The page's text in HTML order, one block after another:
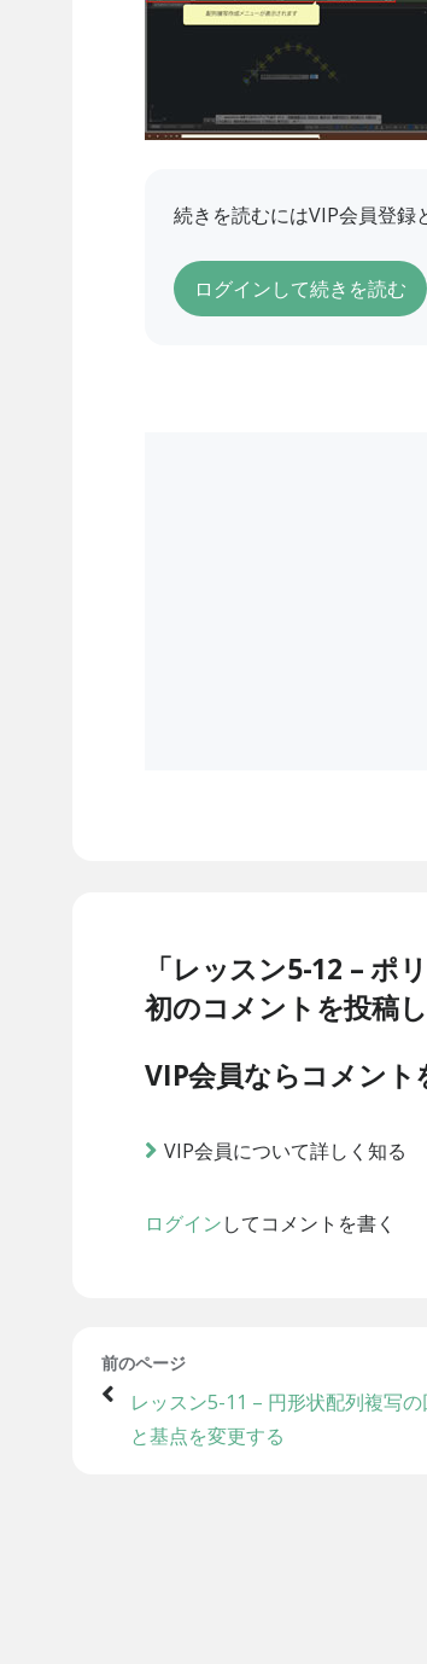
続きを読むにはVIP会員登録
ログインして続きを読む
「レッスン5-12 – ポ
初のコメントを投稿
VIP会員ならコメント
VIP会員について詳しく知る
ログインしてコメントを書く
前のページ
レッスン5-11 – 円形状配列複写の
と基点を変更する